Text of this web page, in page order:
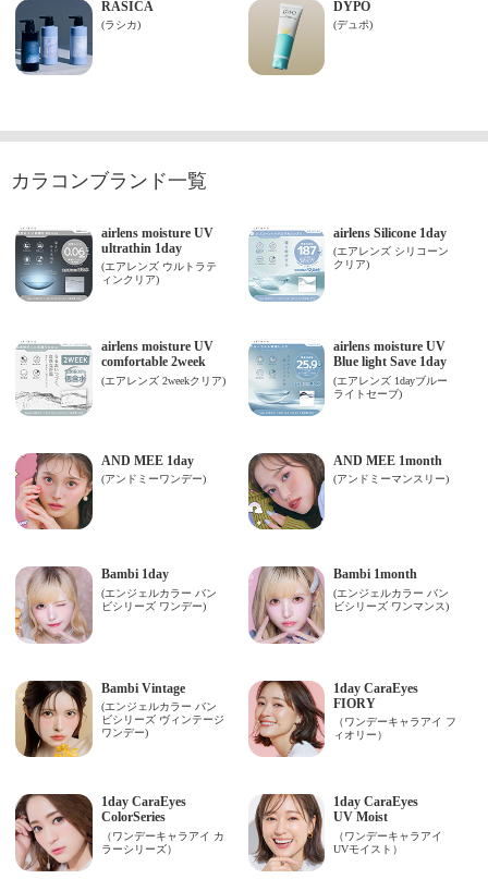
カラコンブランド一覧